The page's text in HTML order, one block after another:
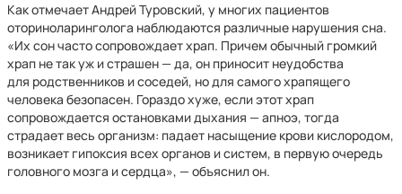
Как отмечает Андрей Туровский, у многих пациентов
оториноларинголога наблюдаются различные нарушения сна.
«Их сон часто сопровождает храп. Причем обычный громкий
храп не так уж и страшен — да, он приносит неудобства
для родственников и соседей, но для самого храпящего
человека безопасен. Гораздо хуже, если этот храп
сопровождается остановками дыхания — апноэ, тогда
страдает весь организм: падает насыщение крови кислородом,
возникает гипоксия всех органов и систем, в первую очередь
головного мозга и сердца», — объяснил он.